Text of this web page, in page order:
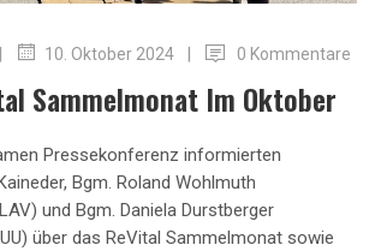
| 10. Oktober 2024 | 0 Kommentare
Sammelmonat Im Oktober
Pressekonferenz informierten
Bgm. Roland Wohlmuth
und Bgm. Daniela Durstberger
über das ReVital Sammelmonat sowie